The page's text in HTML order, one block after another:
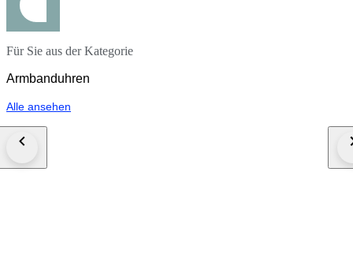
Für Sie aus der Kategorie
Armbanduhren
Alle ansehen